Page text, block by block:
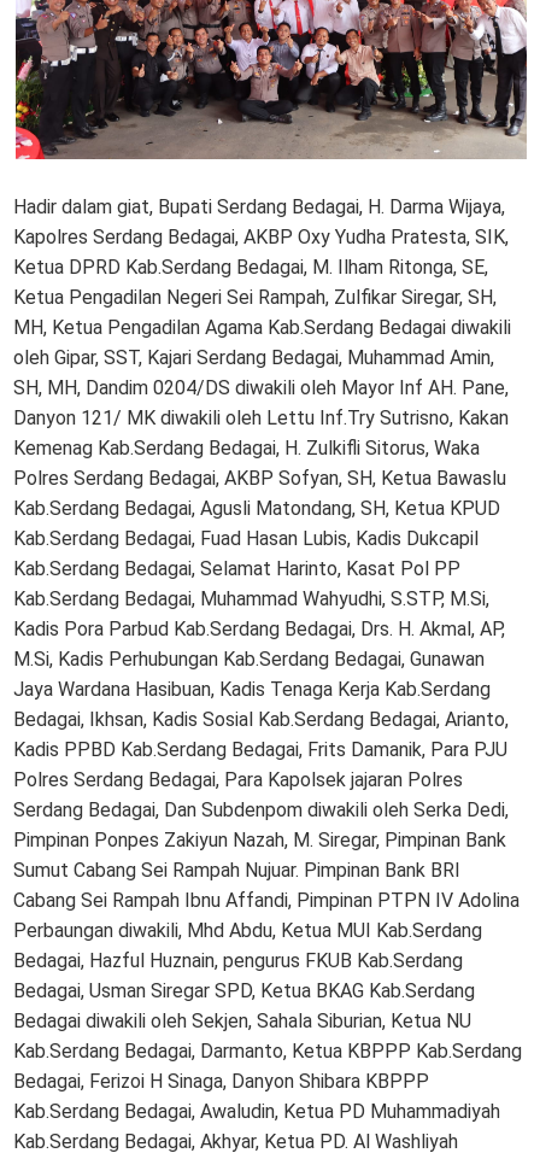
Hadir dalam giat, Bupati Serdang Bedagai, H. Darma Wijaya,
Kapolres Serdang Bedagai, AKBP Oxy Yudha Pratesta, SIK,
Ketua DPRD Kab.Serdang Bedagai, M. Ilham Ritonga, SE,
Ketua Pengadilan Negeri Sei Rampah, Zulfikar Siregar, SH,
MH, Ketua Pengadilan Agama Kab.Serdang Bedagai diwakili
oleh Gipar, SST, Kajari Serdang Bedagai, Muhammad Amin,
SH, MH, Dandim 0204/DS diwakili oleh Mayor Inf AH. Pane,
Danyon 121/ MK diwakili oleh Lettu Inf.Try Sutrisno, Kakan
Kemenag Kab.Serdang Bedagai, H. Zulkifli Sitorus, Waka
Polres Serdang Bedagai, AKBP Sofyan, SH, Ketua Bawaslu
Kab.Serdang Bedagai, Agusli Matondang, SH, Ketua KPUD
Kab.Serdang Bedagai, Fuad Hasan Lubis, Kadis Dukcapil
Kab.Serdang Bedagai, Selamat Harinto, Kasat Pol PP
Kab.Serdang Bedagai, Muhammad Wahyudhi, S.STP, M.Si,
Kadis Pora Parbud Kab.Serdang Bedagai, Drs. H. Akmal, AP,
M.Si, Kadis Perhubungan Kab.Serdang Bedagai, Gunawan
Jaya Wardana Hasibuan, Kadis Tenaga Kerja Kab.Serdang
Bedagai, Ikhsan, Kadis Sosial Kab.Serdang Bedagai, Arianto,
Kadis PPBD Kab.Serdang Bedagai, Frits Damanik, Para PJU
Polres Serdang Bedagai, Para Kapolsek jajaran Polres
Serdang Bedagai, Dan Subdenpom diwakili oleh Serka Dedi,
Pimpinan Ponpes Zakiyun Nazah, M. Siregar, Pimpinan Bank
Sumut Cabang Sei Rampah Nujuar. Pimpinan Bank BRI
Cabang Sei Rampah Ibnu Affandi, Pimpinan PTPN IV Adolina
Perbaungan diwakili, Mhd Abdu, Ketua MUI Kab.Serdang
Bedagai, Hazful Huznain, pengurus FKUB Kab.Serdang
Bedagai, Usman Siregar SPD, Ketua BKAG Kab.Serdang
Bedagai diwakili oleh Sekjen, Sahala Siburian, Ketua NU
Kab.Serdang Bedagai, Darmanto, Ketua KBPPP Kab.Serdang
Bedagai, Ferizoi H Sinaga, Danyon Shibara KBPPP
Kab.Serdang Bedagai, Awaludin, Ketua PD Muhammadiyah
Kab.Serdang Bedagai, Akhyar, Ketua PD. Al Washliyah